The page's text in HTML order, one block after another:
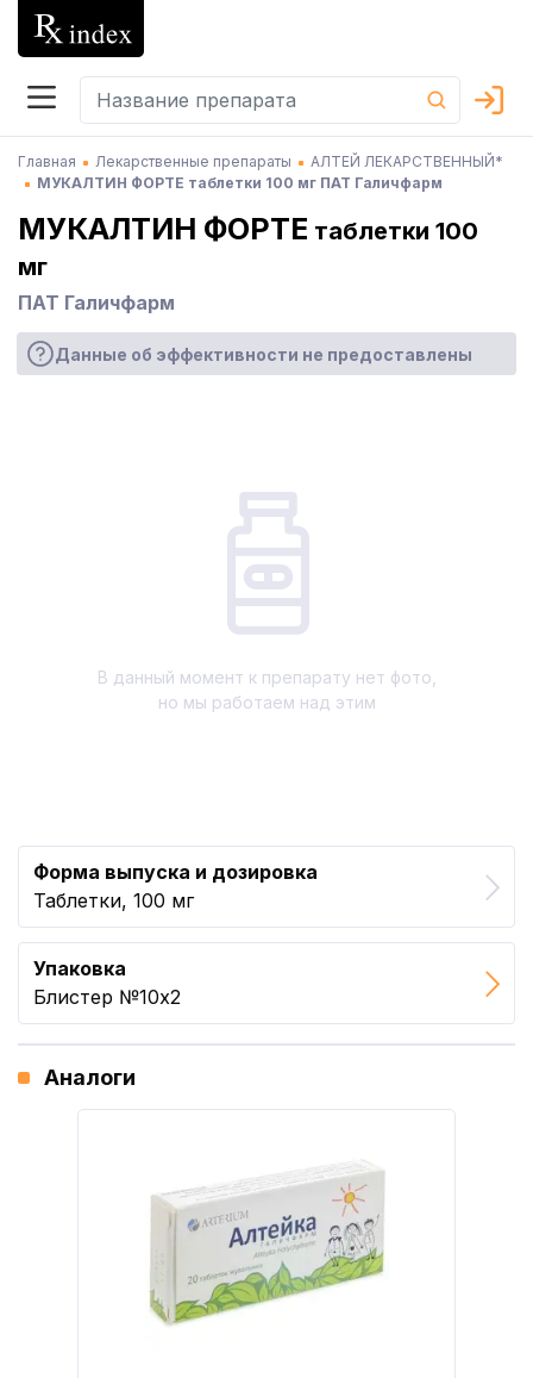
Главная Лекарственные препараты
АЛТЕЙ ЛЕКАРСТВЕННЫЙ*
МУКАЛТИН ФОРТЕ таблетки 100 мг ПАТ Галичфарм
МУКАЛТИН ФОРТЕ таблетки 100
мг
ПАТ Галичфарм
Данные об эффективности не предоставлены
В данный момент к препарату нет фото,
но мы работаем над этим
Форма выпуска и дозировка
Таблетки, 100 мг
Упаковка
Блистер №10x2
Аналоги